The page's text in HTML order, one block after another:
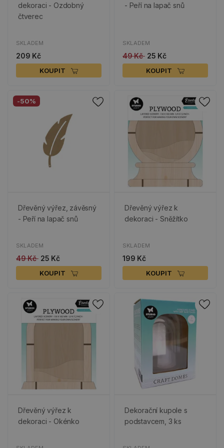
dekoraci - Ozdobný
čtverec
SKLADEM
209 Kč
KOUPIT
- Peří na lapač snů
SKLADEM
49 Kč 25 Kč
KOUPIT
-50%
Dřevěný výřez, závěsný
- Peří na lapač snů
SKLADEM
49 Kč 25 Kč
KOUPIT
Dřevěný výřez k
dekoraci - Sněžítko
SKLADEM
199 Kč
KOUPIT
Dřevěný výřez k
dekoraci - Okénko
Dekorační kupole s
podstavcem, 3 ks